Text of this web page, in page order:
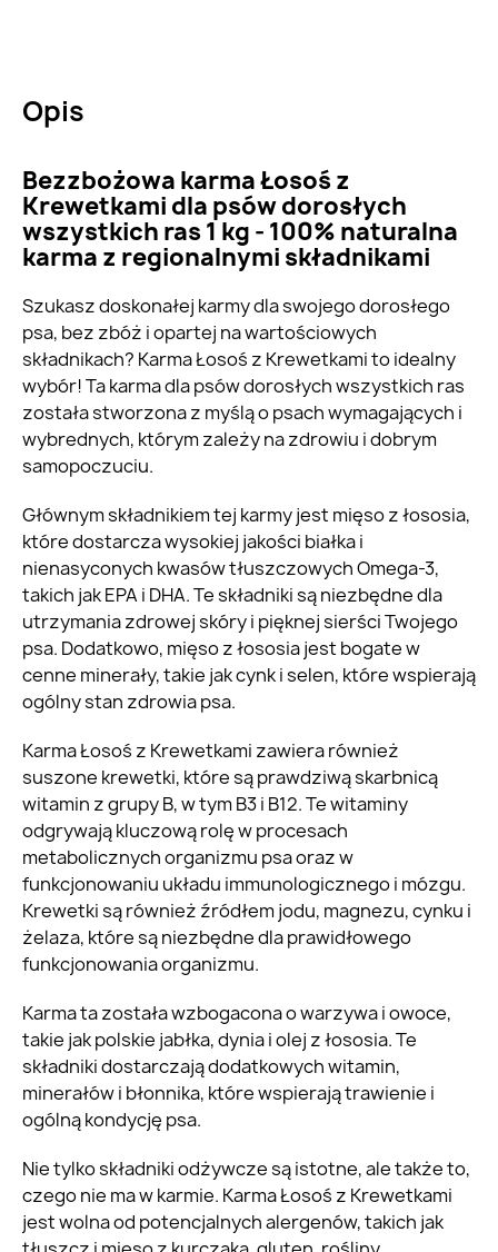
Opis
Bezzbożowa karma Łosoś z
Krewetkami dla psów dorosłych
wszystkich ras 1 kg - 100% naturalna
karma z regionalnymi składnikami
Szukasz doskonałej karmy dla swojego dorosłego
psa, bez zbóż i opartej na wartościowych
składnikach? Karma Łosoś z Krewetkami to idealny
wybór! Ta karma dla psów dorosłych wszystkich ras
została stworzona z myślą o psach wymagających i
wybrednych, którym zależy na zdrowiu i dobrym
samopoczuciu.
Głównym składnikiem tej karmy jest mięso z łososia,
które dostarcza wysokiej jakości białka i
nienasyconych kwasów tłuszczowych Omega-3,
takich jak EPA i DHA. Te składniki są niezbędne dla
utrzymania zdrowej skóry i pięknej sierści Twojego
psa. Dodatkowo, mięso z łososia jest bogate w
cenne minerały, takie jak cynk i selen, które wspierają
ogólny stan zdrowia psa.
Karma Łosoś z Krewetkami zawiera również
suszone krewetki, które są prawdziwą skarbnicą
witamin z grupy B, w tym B3 i B12. Te witaminy
odgrywają kluczową rolę w procesach
metabolicznych organizmu psa oraz w
funkcjonowaniu układu immunologicznego i mózgu.
Krewetki są również źródłem jodu, magnezu, cynku i
żelaza, które są niezbędne dla prawidłowego
funkcjonowania organizmu.
Karma ta została wzbogacona o warzywa i owoce,
takie jak polskie jabłka, dynia i olej z łososia. Te
składniki dostarczają dodatkowych witamin,
minerałów i błonnika, które wspierają trawienie i
ogólną kondycję psa.
Nie tylko składniki odżywcze są istotne, ale także to,
czego nie ma w karmie. Karma Łosoś z Krewetkami
jest wolna od potencjalnych alergenów, takich jak